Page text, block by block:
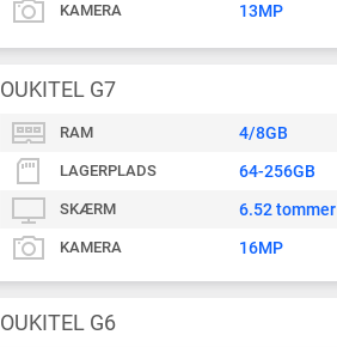
KAMERA 13MP
OUKITEL G7
RAM 4/8GB
LAGERPLADS 64-256GB
SKÆRM 6.52 tommer
KAMERA 16MP
OUKITEL G6